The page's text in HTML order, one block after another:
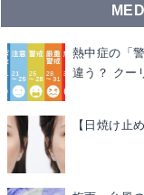
熱中症の「
違う？ クー
【日焼け止